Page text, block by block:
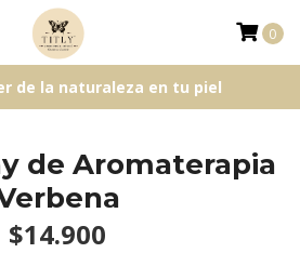
de la naturaleza en tu piel
0
de Aromaterapia
$14.900